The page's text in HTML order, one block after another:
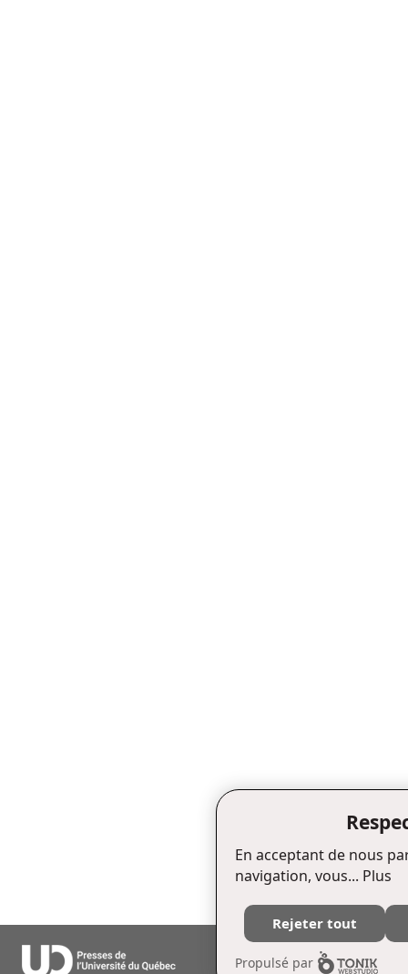
Édifice Fleurie, 480, de La Chapelle,
Tél. : (418) 657-4399 Téléc. : (418)
En acceptant de nous
navigation, vous... Plus
Rejeter tout
Propulsé par